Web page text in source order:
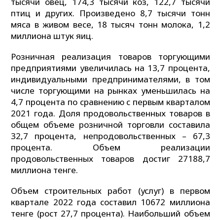
птиц и других. Произведено 8,7 тысячи тонн
мяса в живом весе, 18 тысяч тонн молока, 1,2
миллиона штук яиц.
Розничная реализация товаров торгующими
предприятиями увеличилась на 13,7 процента,
индивидуальными предпринимателями, в том
числе торгующими на рынках уменьшилась на
4,7 процента по сравнению с первым кварталом
2021 года. Доля продовольственных товаров в
общем объеме розничной торговли составила
32,7 процента, непродовольственных – 67,3
процента. Объем реализации
продовольственных товаров достиг 27188,7
миллиона тенге.
Объем строительных работ (услуг) в первом
квартале 2022 года составил 10672 миллиона
тенге (рост 27,7 процента). Наибольший объем